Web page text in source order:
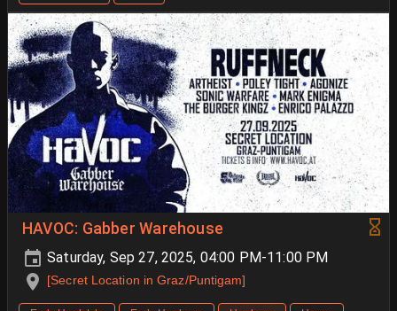
HAVOC: Gabber Warehouse
Saturday, Sep 27, 2025, 04:00 PM-11:00 PM
[Secret Location in Graz/Puntigam]